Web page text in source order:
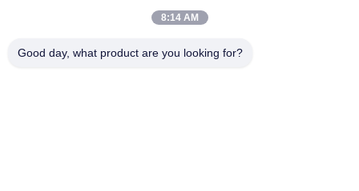
15 - 150 mm tube warmlucht automatische kern band
8:14 AM
Good day, what product are you looking for?